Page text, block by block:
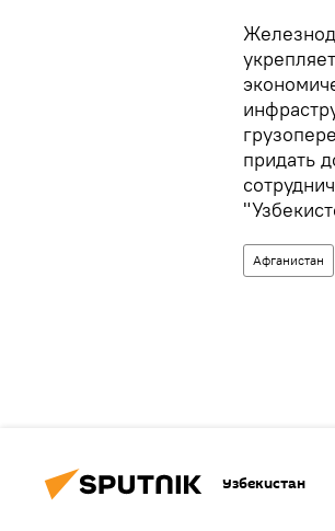
придать
Афганистан
Узбекистан